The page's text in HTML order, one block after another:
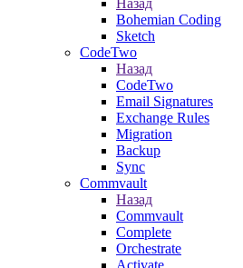
Назад
Bohemian Coding
Sketch
CodeTwo
Назад
CodeTwo
Email Signatures
Exchange Rules
Migration
Backup
Sync
Commvault
Назад
Commvault
Complete
Orchestrate
Activate